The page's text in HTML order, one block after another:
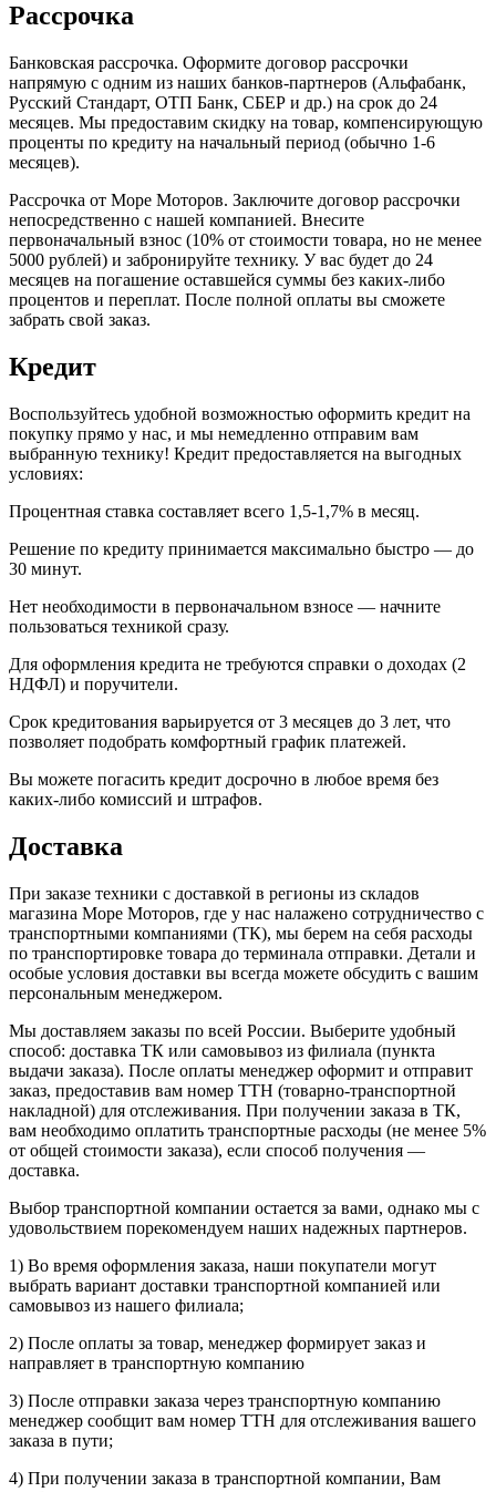
Рассрочка
Банковская рассрочка. Оформите договор рассрочки
напрямую с одним из наших банков-партнеров (Альфабанк,
Русский Стандарт, ОТП Банк, СБЕР и др.) на срок до 24
месяцев. Мы предоставим скидку на товар, компенсирующую
проценты по кредиту на начальный период (обычно 1-6
месяцев).
Рассрочка от Море Моторов. Заключите договор рассрочки
непосредственно с нашей компанией. Внесите
первоначальный взнос (10% от стоимости товара, но не менее
5000 рублей) и забронируйте технику. У вас будет до 24
месяцев на погашение оставшейся суммы без каких-либо
процентов и переплат. После полной оплаты вы сможете
забрать свой заказ.
Кредит
Воспользуйтесь удобной возможностью оформить кредит на
покупку прямо у нас, и мы немедленно отправим вам
выбранную технику! Кредит предоставляется на выгодных
условиях:
Процентная ставка составляет всего 1,5-1,7% в месяц.
Решение по кредиту принимается максимально быстро — до
30 минут.
Нет необходимости в первоначальном взносе — начните
пользоваться техникой сразу.
Для оформления кредита не требуются справки о доходах (2
НДФЛ) и поручители.
Срок кредитования варьируется от 3 месяцев до 3 лет, что
позволяет подобрать комфортный график платежей.
Вы можете погасить кредит досрочно в любое время без
каких-либо комиссий и штрафов.
Доставка
При заказе техники с доставкой в регионы из складов
магазина Море Моторов, где у нас налажено сотрудничество с
транспортными компаниями (ТК), мы берем на себя расходы
по транспортировке товара до терминала отправки. Детали и
особые условия доставки вы всегда можете обсудить с вашим
персональным менеджером.
Мы доставляем заказы по всей России. Выберите удобный
способ: доставка ТК или самовывоз из филиала (пункта
выдачи заказа). После оплаты менеджер оформит и отправит
заказ, предоставив вам номер ТТН (товарно-транспортной
накладной) для отслеживания. При получении заказа в ТК,
вам необходимо оплатить транспортные расходы (не менее 5%
от общей стоимости заказа), если способ получения —
доставка.
Выбор транспортной компании остается за вами, однако мы с
удовольствием порекомендуем наших надежных партнеров.
1) Во время оформления заказа, наши покупатели могут
выбрать вариант доставки транспортной компанией или
самовывоз из нашего филиала;
2) После оплаты за товар, менеджер формирует заказ и
направляет в транспортную компанию
3) После отправки заказа через транспортную компанию
менеджер сообщит вам номер ТТН для отслеживания вашего
заказа в пути;
4) При получении заказа в транспортной компании, Вам